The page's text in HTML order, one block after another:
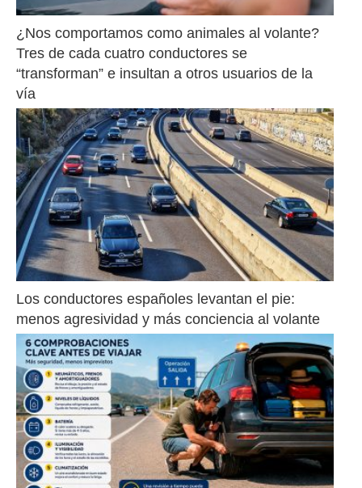
¿Nos comportamos como animales al volante?
Tres de cada cuatro conductores se
“transforman” e insultan a otros usuarios de la
vía
Los conductores españoles levantan el pie:
menos agresividad y más conciencia al volante